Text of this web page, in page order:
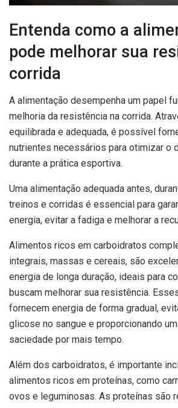
Entenda como a
pode melhorar sua
corrida
A alimentação desempenha um papel
melhoria da resistência na corrida.
equilibrada e adequada, é possível
nutrientes necessários para otimizar o
durante a prática esportiva.
Uma alimentação adequada antes,
treinos e corridas é essencial para
energia, evitar a fadiga e melhorar a
Alimentos ricos em carboidratos
integrais, massas e cereais, são
energia de longa duração, ideais para
buscam melhorar sua resistência.
fornecem energia de forma gradual,
glicose no sangue e proporcionando
saciedade por mais tempo.
Além dos carboidratos, é importante
alimentos ricos em proteínas, como
ovos e leguminosas. As proteínas são